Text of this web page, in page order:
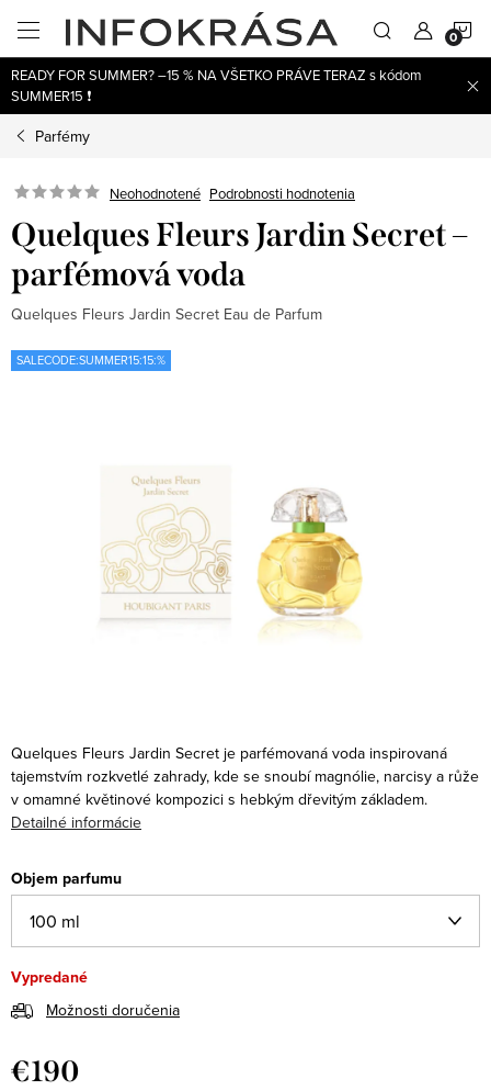
obsah
READY FOR SUMMER? –15 % NA VŠETKO PRÁVE TERAZ s kódom
SUMMER15 ❗
Parfémy
Neohodnotené Podrobnosti hodnotenia
Quelques Fleurs Jardin Secret –
parfémová voda
Quelques Fleurs Jardin Secret Eau de Parfum
SALECODE:SUMMER15:15:%
Quelques Fleurs Jardin Secret je parfémovaná voda inspirovaná
tajemstvím rozkvetlé zahrady, kde se snoubí magnólie, narcisy a růže
v omamné květinové kompozici s hebkým dřevitým základem.
Detailné informácie
Objem parfumu
Vypredané
Možnosti doručenia
€190